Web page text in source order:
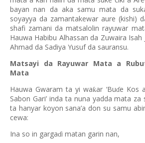
bayan nan da aka samu mata da
soyayya da zamantakewar aure (kishi)
shafi zamani da matsalolin rayuwar
Hauwa Habibu Alhassan da Zuwaira Isah
Ahmad da Sadiya Yusuf da sauransu.
Matsayi da Rayuwar Mata a
Mata
Hauwa Gwaram ta yi waƙar ‘Buɗe Kos
Sabon Gari’ inda ta nuna yadda mata
ta hanyar koyon sana’a don su samu
cewa:
Ina so in gargaɗi matan garin nan,